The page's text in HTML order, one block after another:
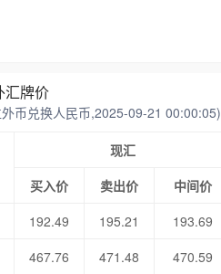
汇牌价
币兑换人民币,2025-09-21 00:00:05)
现汇
买入价
卖出价
中间价
192.49 195.21
193.69
467.76 471.48
470.59